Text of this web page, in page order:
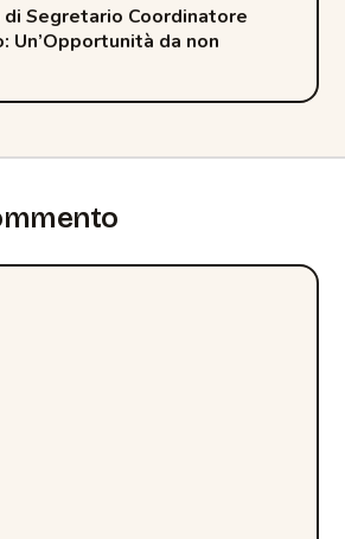
Segretario Coordinatore
Un’Opportunità da non